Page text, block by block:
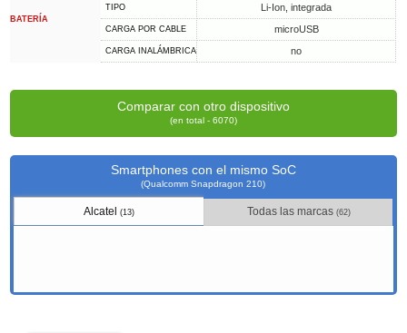
BATERÍA
TIPO Li-Ion, integrada
CARGA POR CABLE microUSB
CARGA INALÁMBRICA no
Comparar con otro dispositivo
(en total - 6070)
Smartphones con el mismo SoC
(Qualcomm Snapdragon 210)
Alcatel(13) Todas las marcas (62)